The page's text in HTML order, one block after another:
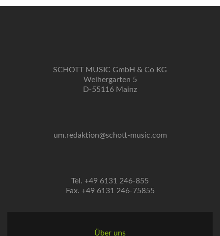
SCHOTT MUSIC GmbH & Co KG
Weihergarten 5
D-55116 Mainz
um.redaktion@schott-music.com
Tel. +49 6131 246-855
Fax. +49 6131 246-75855
Über uns